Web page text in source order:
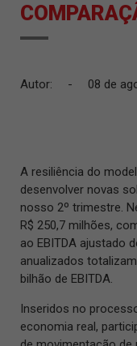
Autor: - 08 de
A resiliência do
desenvolver novas
nosso 2º trimestre.
R$ 250,7 milhões,
ao EBITDA ajustado
anualizados
bilhão de EBITDA.
Inseridos no
economia real,